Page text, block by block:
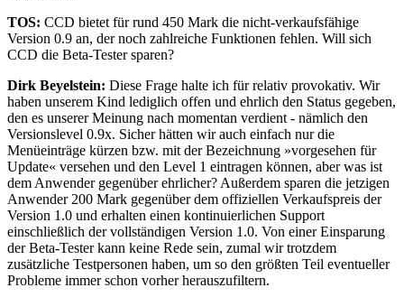
TOS: CCD bietet für rund 450 Mark die nicht-verkaufsfähige
Version 0.9 an, der noch zahlreiche Funktionen fehlen. Will sich
CCD die Beta-Tester sparen?
Dirk Beyelstein: Diese Frage halte ich für relativ provokativ. Wir
haben unserem Kind lediglich offen und ehrlich den Status gegeben,
den es unserer Meinung nach momentan verdient - nämlich den
Versionslevel 0.9x. Sicher hätten wir auch einfach nur die
Menüeinträge kürzen bzw. mit der Bezeichnung »vorgesehen für
Update« versehen und den Level 1 eintragen können, aber was ist
dem Anwender gegenüber ehrlicher? Außerdem sparen die jetzigen
Anwender 200 Mark gegenüber dem offiziellen Verkaufspreis der
Version 1.0 und erhalten einen kontinuierlichen Support
einschließlich der vollständigen Version 1.0. Von einer Einsparung
der Beta-Tester kann keine Rede sein, zumal wir trotzdem
zusätzliche Testpersonen haben, um so den größten Teil eventueller
Probleme immer schon vorher herauszufiltern.